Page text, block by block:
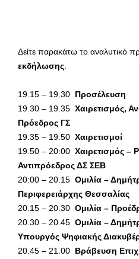
Δείτε παρακάτω το αναλυτικό
εκδήλωσης
19.15 – 19.30 Προσέλευση
19.30 – 19.35 Χαιρετισμός,
Πρόεδρος ΓΣ
19.35 – 19:50 Χαιρετισμοί
19.50 – 20:00 Χαιρετισμός –
Αντιπρόεδρος ΔΣ ΣΕΒ
20:00 – 20.15 Ομιλία –
Περιφερειάρχης Θεσσαλίας
20.15 – 20.30 Ομιλία –
20.30 – 20.45 Ομιλία –
Υπουργός Ψηφιακής
20.45 – 21.00 Βράβευση